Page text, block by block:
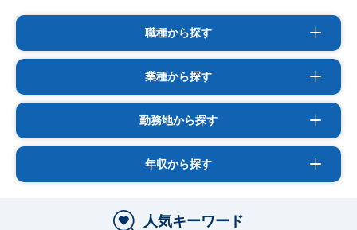
職種から探す
業種から探す
勤務地から探す
年収から探す
人気キーワード